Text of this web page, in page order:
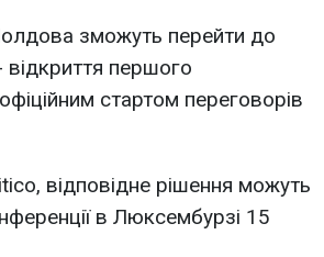
зможуть перейти до
відкриття першого
стартом переговорів
відповідне рішення можуть
в Люксембурзі 15